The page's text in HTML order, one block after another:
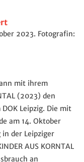
2023. Fotografin:
mit ihrem
(2023) den
Leipzig. Die mit
am 14. Oktober
der Leipziger
AUS KORNTAL
an